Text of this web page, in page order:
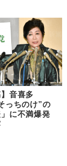
】音喜多
っちのけ”の
」に不満爆発